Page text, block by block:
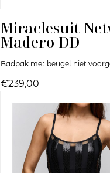
Miraclesuit
Madero DD
Badpak met beugel niet
€239,00